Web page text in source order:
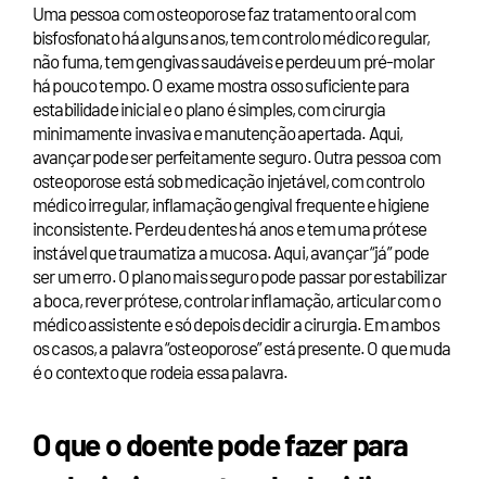
Uma pessoa com osteoporose faz tratamento oral com
bisfosfonato há alguns anos, tem controlo médico regular,
não fuma, tem gengivas saudáveis e perdeu um pré-molar
há pouco tempo. O exame mostra osso suficiente para
estabilidade inicial e o plano é simples, com cirurgia
minimamente invasiva e manutenção apertada. Aqui,
avançar pode ser perfeitamente seguro. Outra pessoa com
osteoporose está sob medicação injetável, com controlo
médico irregular, inflamação gengival frequente e higiene
inconsistente. Perdeu dentes há anos e tem uma prótese
instável que traumatiza a mucosa. Aqui, avançar “já” pode
ser um erro. O plano mais seguro pode passar por estabilizar
a boca, rever prótese, controlar inflamação, articular com o
médico assistente e só depois decidir a cirurgia. Em ambos
os casos, a palavra “osteoporose” está presente. O que muda
é o contexto que rodeia essa palavra.
O que o doente pode fazer para